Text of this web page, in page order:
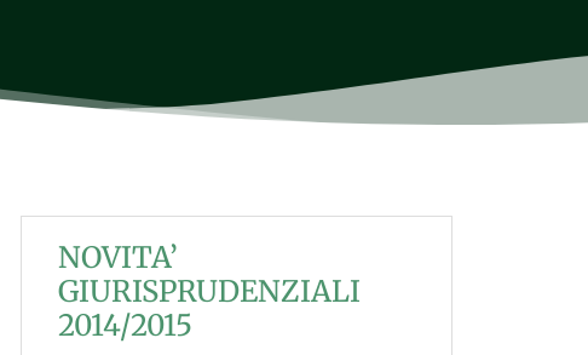
NOVITA’
GIURISPRUDENZIALI
2014/2015